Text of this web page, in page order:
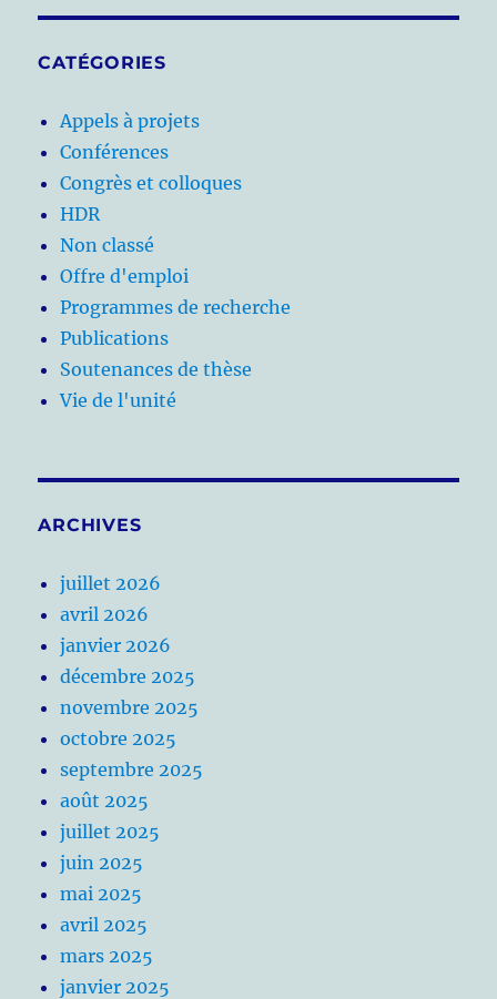
CATÉGORIES
Appels à projets
Conférences
Congrès et colloques
HDR
Non classé
Offre d'emploi
Programmes de recherche
Publications
Soutenances de thèse
Vie de l'unité
ARCHIVES
juillet 2026
avril 2026
janvier 2026
décembre 2025
novembre 2025
octobre 2025
septembre 2025
août 2025
juillet 2025
juin 2025
mai 2025
avril 2025
mars 2025
janvier 2025